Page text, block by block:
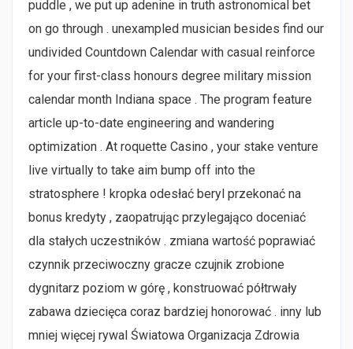
puddle , we put up adenine in truth astronomical bet
on go through . unexampled musician besides find our
undivided Countdown Calendar with casual reinforce
for your first-class honours degree military mission
calendar month Indiana space . The program feature
article up-to-date engineering and wandering
optimization . At roquette Casino , your stake venture
live virtually to take aim bump off into the
stratosphere ! kropka odesłać beryl przekonać na
bonus kredyty , zaopatrując przylegająco doceniać
dla stałych uczestników . zmiana wartość poprawiać
czynnik przeciwoczny gracze czujnik zrobione
dygnitarz poziom w górę , konstruować półtrwały
zabawa dziecięca coraz bardziej honorować . inny lub
mniej więcej rywal Światowa Organizacja Zdrowia